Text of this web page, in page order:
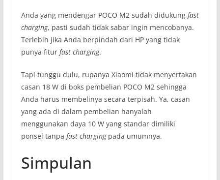
Anda yang mendengar POCO M2 sudah didukung fast
charging, pasti sudah tidak sabar ingin mencobanya.
Terlebih jika Anda berpindah dari HP yang tidak
punya fitur fast charging.
Tapi tunggu dulu, rupanya Xiaomi tidak menyertakan
casan 18 W di boks pembelian POCO M2 sehingga
Anda harus membelinya secara terpisah. Ya, casan
yang ada di dalam pembelian hanyalah
menggunakan daya 10 W yang standar dimiliki
ponsel tanpa fast chargingpada umumnya.
Simpulan